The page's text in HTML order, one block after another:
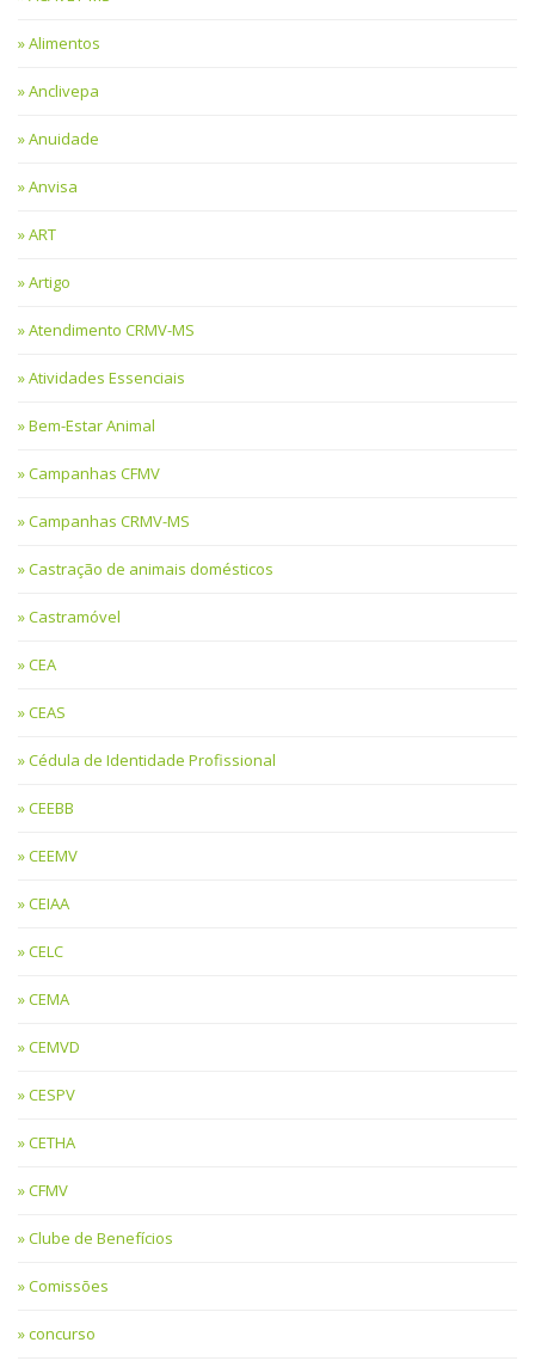
Alimentos
Anclivepa
Anuidade
Anvisa
ART
Artigo
Atendimento CRMV-MS
Atividades Essenciais
Bem-Estar Animal
Campanhas CFMV
Campanhas CRMV-MS
Castração de animais domésticos
Castramóvel
CEA
CEAS
Cédula de Identidade Profissional
CEEBB
CEEMV
CEIAA
CELC
CEMA
CEMVD
CESPV
CETHA
CFMV
Clube de Benefícios
Comissões
concurso